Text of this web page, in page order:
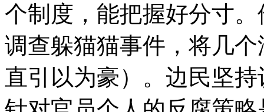
个制度，能把握好分寸
调查躲猫猫事件，将几
直引以为豪）。边民坚